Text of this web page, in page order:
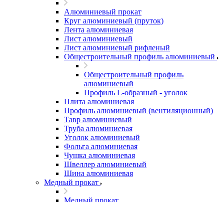
Алюминиевый прокат
Круг алюминиевый (пруток)
Лента алюминиевая
Лист алюминиевый
Лист алюминиевый рифленый
Общестроительный профиль алюминиевый
Общестроительный профиль
алюминиевый
Профиль L-образный - уголок
Плита алюминиевая
Профиль алюминиевый (вентиляционный)
Тавр алюминиевый
Труба алюминиевая
Уголок алюминиевый
Фольга алюминиевая
Чушка алюминиевая
Швеллер алюминиевый
Шина алюминиевая
Медный прокат
Медный прокат